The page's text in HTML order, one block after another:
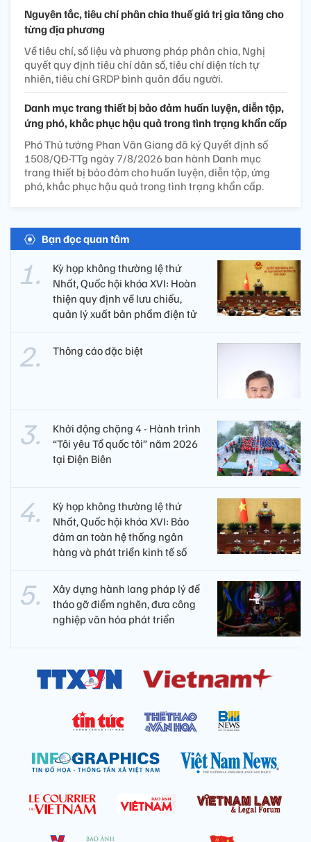
Nguyên tắc, tiêu chí phân chia thuế giá trị gia tăng cho
từng địa phương
Về tiêu chí, số liệu và phương pháp phân chia, Nghị
quyết quy định tiêu chí dân số, tiêu chí diện tích tự
nhiên, tiêu chí GRDP bình quân đầu người.
Danh mục trang thiết bị bảo đảm huấn luyện, diễn tập,
ứng phó, khắc phục hậu quả trong tình trạng khẩn cấp
Phó Thủ tướng Phan Văn Giang đã ký Quyết định số
1508/QĐ-TTg ngày 7/8/2026 ban hành Danh mục
trang thiết bị bảo đảm cho huấn luyện, diễn tập, ứng
phó, khắc phục hậu quả trong tình trạng khẩn cấp.
Bạn đọc quan tâm
Kỳ họp không thường lệ thứ
Nhất, Quốc hội khóa XVI: Hoàn
thiện quy định về lưu chiểu,
quản lý xuất bản phẩm điện tử
Thông cáo đặc biệt
Khởi động chặng 4 - Hành trình
“Tôi yêu Tổ quốc tôi” năm 2026
tại Điện Biên
Kỳ họp không thường lệ thứ
Nhất, Quốc hội khóa XVI: Bảo
đảm an toàn hệ thống ngân
hàng và phát triển kinh tế số
Xây dựng hành lang pháp lý để
tháo gỡ điểm nghẽn, đưa công
nghiệp văn hóa phát triển